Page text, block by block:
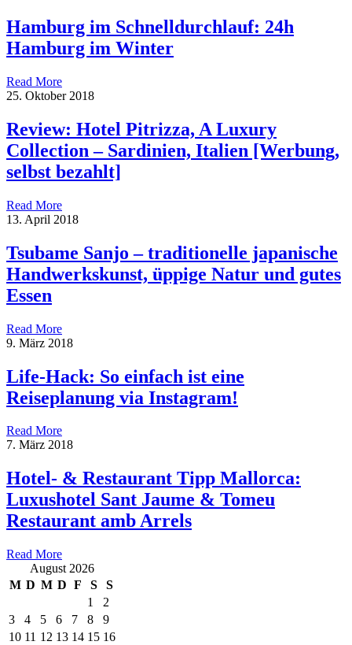
Hamburg im Schnelldurchlauf: 24h
Hamburg im Winter
Read More
25. Oktober 2018
Review: Hotel Pitrizza, A Luxury
Collection – Sardinien, Italien [Werbung,
selbst bezahlt]
Read More
13. April 2018
Tsubame Sanjo – traditionelle japanische
Handwerkskunst, üppige Natur und gutes
Essen
Read More
9. März 2018
Life-Hack: So einfach ist eine
Reiseplanung via Instagram!
Read More
7. März 2018
Hotel- & Restaurant Tipp Mallorca:
Luxushotel Sant Jaume & Tomeu
Restaurant amb Arrels
Read More
August 2026
M D M D F S
S
1
2
3
4 5 6 7 8
9
10 11 12 13 14 15 16